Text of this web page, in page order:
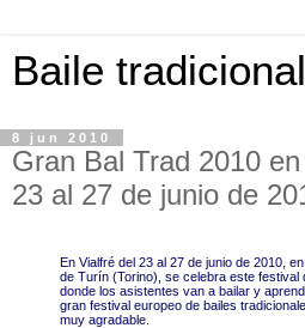
Baile tradicional
8 jun 2010
Gran Bal Trad 2010
23 al 27 de junio de
En Vialfré del 23 al 27 de junio de 2010,
de Turín (Torino), se celebra este festival
donde los asistentes van a bailar y
gran festival europeo de bailes
muy agradable.